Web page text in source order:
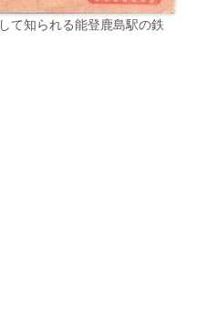
て知られる能登鹿島駅の鉄